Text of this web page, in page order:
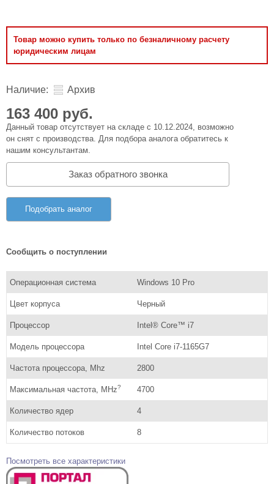
Товар можно купить только по безналичному расчету
юридическим лицам
Наличие: Архив
163 400 руб.
Данный товар отсутствует на складе с 10.12.2024, возможно
он снят с производства. Для подбора аналога обратитесь к
нашим консультантам.
Заказ обратного звонка
Подобрать аналог
Сообщить о поступлении
Операционная система Windows 10 Pro
Цвет корпуса Черный
Процессор Intel® Core™ i7
Модель процессора Intel Core i7-1165G7
Частота процессора, Mhz 2800
Максимальная частота, MHz? 4700
Количество ядер 4
Количество потоков 8
Посмотреть все характеристики